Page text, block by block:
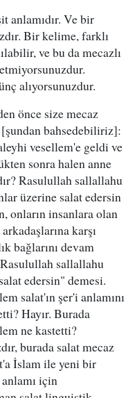
anlamıdır. Ve bir
Bir kelime, farklı
ve bu da mecazlı
alıyorsunuzdur.
önce size mecaz
bahsedebiliriz]:
vesellem'e geldi ve
sonra halen anne
Rasulullah sallallahu
üzerine salat edersin
onların insanlara olan
karşı
bağlarını devam
sallallahu
edersin" demesi.
salat'ın şer'i anlamını
Hayır. Burada
ne kastetti?
burada salat mecaz
İslam ile yeni bir
için